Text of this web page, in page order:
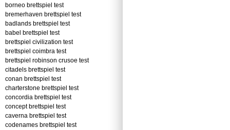
borneo brettspiel test
bremerhaven brettspiel test
badlands brettspiel test
babel brettspiel test
brettspiel civilization test
brettspiel coimbra test
brettspiel robinson crusoe test
citadels brettspiel test
conan brettspiel test
charterstone brettspiel test
concordia brettspiel test
concept brettspiel test
caverna brettspiel test
codenames brettspiel test